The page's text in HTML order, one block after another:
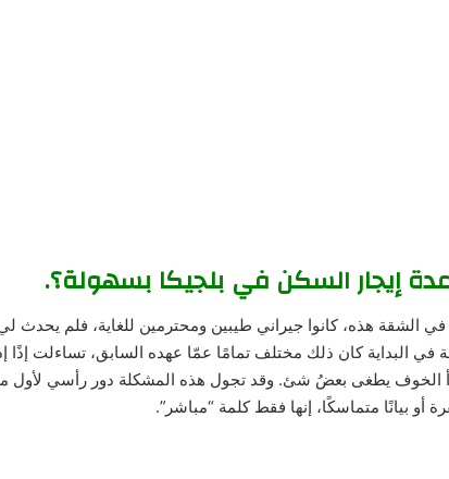
إيجار السكن في بلجيكا بسهولة؟.
الشقة هذه، كانوا جيراني طيبين ومحترمين للغاية، فلم يحدث
في البداية كان ذلك مختلف تمامًا عمّا عهده السابق، تساءلت إذًا
الخوف يطغى بعضُ شئ. وقد تجول هذه المشكلة دور رأسي لأول
أو بيانًا متماسكًا، إنها فقط كلمة “مباشر”.